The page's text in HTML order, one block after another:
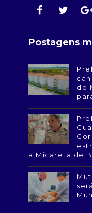
Postagens
do
a Micareta de